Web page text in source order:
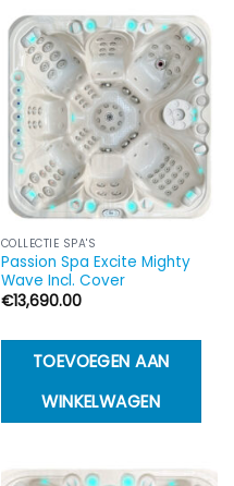
COLLECTIE SPA'S
Passion Spa Excite Mighty
Wave Incl. Cover
€13,690.00
TOEVOEGEN AAN
WINKELWAGEN